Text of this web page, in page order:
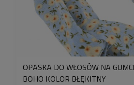
OPASKA DO WŁOSÓW NA
BOHO KOLOR BŁĘKITNY